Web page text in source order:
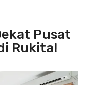
Pusat
Rukita!